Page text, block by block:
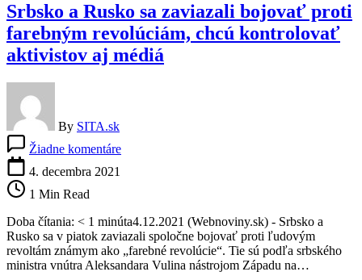
Srbsko a Rusko sa zaviazali bojovať proti
farebným revolúciám, chcú kontrolovať
aktivistov aj médiá
By SITA.sk
Žiadne komentáreSrbsko
bojovať
proti
farebným
revolúciám,
4. decembra 2021
1 Min Read
Doba čítania: < 1 minúta4.12.2021 (Webnoviny.sk) - Srbsko a
Rusko sa v piatok zaviazali spoločne bojovať proti ľudovým
revoltám známym ako „farebné revolúcie“. Tie sú podľa srbského
ministra vnútra Aleksandara Vulina nástrojom Západu na…